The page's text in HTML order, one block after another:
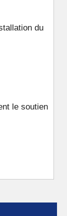
du
le soutien